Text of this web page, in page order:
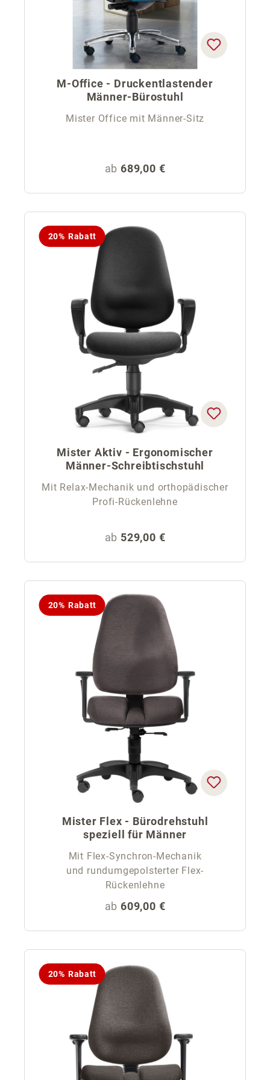
M-Office - Druckentlastender
Männer-Bürostuhl
Mister Office mit Männer-Sitz
Regulärer Preis:
ab 689,00 €
20% Rabatt
Mister Aktiv - Ergonomischer
Männer-Schreibtischstuhl
Mit Relax-Mechanik und orthopädischer
Profi-Rückenlehne
Regulärer Preis:
ab 529,00 €
20% Rabatt
Mister Flex - Bürodrehstuhl
speziell für Männer
Mit Flex-Synchron-Mechanik
und rundumgepolsterter Flex-
Rückenlehne
Regulärer Preis:
ab 609,00 €
20% Rabatt